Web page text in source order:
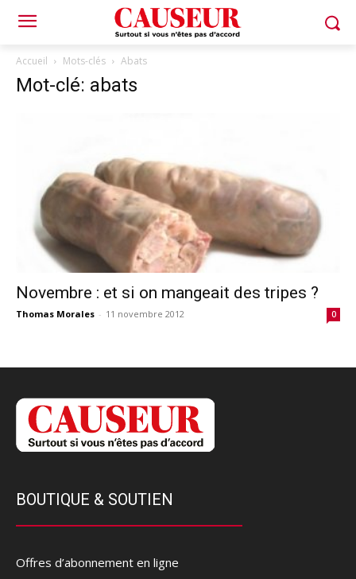
Accueil Mots-clés Abats
Mot-clé: abats
Novembre : et si on mangeait des tripes ?
Thomas Morales - 11 novembre 2012 0
BOUTIQUE & SOUTIEN
Offres d’abonnement en ligne